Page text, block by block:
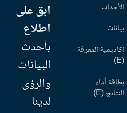
الأحداث
بيانات
أكاديمية المعرفة
بطاقة أداء
النتائج (E)
ابق على
اطلاع
بأحدث
البيانات
والرؤى
لدينا